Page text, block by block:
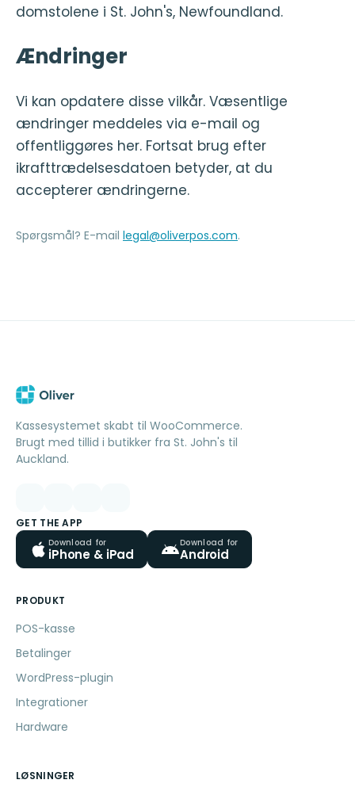
domstolene i St. John's, Newfoundland.
Ændringer
Vi kan opdatere disse vilkår. Væsentlige
ændringer meddeles via e-mail og
offentliggøres her. Fortsat brug efter
ikrafttrædelsesdatoen betyder, at du
accepterer ændringerne.
Spørgsmål? E-mail legal@oliverpos.com.
Kassesystemet skabt til WooCommerce.
Brugt med tillid i butikker fra St. John's til
Auckland.
GET THE APP
Download for
iPhone & iPad
Download for
Android
PRODUKT
POS-kasse
Betalinger
WordPress-plugin
Integrationer
Hardware
LØSNINGER